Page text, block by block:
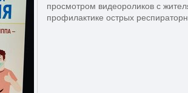
просмотром видеороликов с
профилактике острых